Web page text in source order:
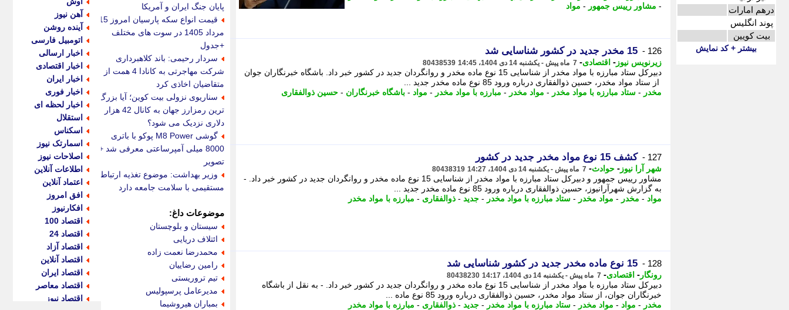
درهم امارات
پوند انگلیس
بیت کویین
بیشتر + کد نمایش
- مشاور رییس جمهور - مواد
126 - 15 مخدر جدید در کشور شناسایی شد
زیرنویس نیوز - اقتصادی- 7 ماه پیش - یکشنبه 14 دی 1404، 14:45 80438539
دبیرکل ستاد مبارزه با مواد مخدر از شناسایی 15 نوع ماده مخدر و روانگردان جدید در کشور خبر داد. باشگاه خبرنگاران جوان
از ستاد مواد مخدر، حسین ذوالفقاری درباره ورود 85 نوع ماده مخدر جدید ...
مخدر - ستاد مبارزه با مواد مخدر - مواد مخدر - مبارزه با مواد مخدر - مواد - باشگاه خبرنگاران - حسین ذوالفقاری
127 - کشف 15 نوع مواد مخدر جدید در کشور
شهر آرا نیوز - حوادث- 7 ماه پیش - یکشنبه 14 دی 1404، 14:27 80438319
مشاور رییس جمهور و دبیرکل ستاد مبارزه با مواد مخدر از شناسایی 15 نوع ماده مخدر و روانگردان جدید در کشور خبر داد. -
به گزارش شهرآرانیوز، حسین ذوالفقاری درباره ورود 85 نوع ماده مخدر جدید ...
مواد - مخدر - مواد مخدر - ستاد مبارزه با مواد مخدر - جدید - ذوالفقاری - مبارزه با مواد مخدر
128 - 15 نوع ماده مخدر جدید در کشور شناسایی شد
رونگار - اقتصادی- 7 ماه پیش - یکشنبه 14 دی 1404، 14:17 80438230
دبیرکل ستاد مبارزه با مواد مخدر از شناسایی 15 نوع ماده مخدر و روانگردان جدید در کشور خبر داد. - به نقل از باشگاه
خبرنگاران جوان، از ستاد مواد مخدر، حسین ذوالفقاری درباره ورود 85 نوع ماده ...
مخدر - مواد - مواد مخدر - ستاد مبارزه با مواد مخدر - جدید - ذوالفقاری - مبارزه با مواد مخدر
پایان جنگ ایران و آمریکا
قیمت انواع سکه پارسیان امروز 15
مرداد 1405 در سوت های مختلف
+جدول
سردار رحیمی: باند کلاهبرداری
شرکت مهاجرتی به کانادا 4 همت از
متقاضیان اخاذی کرد
سناریوی نزولی بیت کوین؛ آیا بزرگ
ترین رمزارز جهان به کانال 42 هزار
دلاری نزدیک می شود؟
گوشی M8 Power پوکو با باتری
8000 میلی آمپرساعتی معرفی شد +
تصویر
وزیر بهداشت: موضوع تغذیه ارتباط
مستقیمی با سلامت جامعه دارد
موضوعات داغ:
سیستان و بلوچستان
ائتلاف دریایی
محمدرضا نعمت زاده
رامین رضاییان
تیم تروریستی
مدیرعامل پرسپولیس
بمباران هیروشیما
آهن نیوز
آینده روشن
اتومبیل فارسی
اخبار ارسالی
اخبار اقتصادی
اخبار ایران
اخبار فوری
اخبار لحظه ای
استقلال
اسکناس
اسمارتک نیوز
اصلاحات نیوز
اطلاعات آنلاین
اعتماد آنلاین
افق امروز
افکارنیوز
اقتصاد 100
اقتصاد 24
اقتصاد آزاد
اقتصاد آنلاین
اقتصاد ایران
اقتصاد معاصر
اقتصاد نیوز